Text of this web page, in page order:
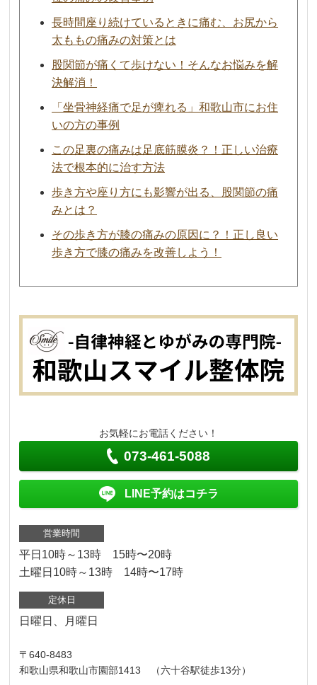
長時間座り続けているときに痛む、お尻から
太ももの痛みの対策とは
股関節が痛くて歩けない！そんなお悩みを解
決解消！
「坐骨神経痛で足が痺れる」和歌山市にお住
いの方の事例
この足裏の痛みは足底筋膜炎？！正しい治療
法で根本的に治す方法
歩き方や座り方にも影響が出る、股関節の痛
みとは？
その歩き方が膝の痛みの原因に？！正し良い
歩き方で膝の痛みを改善しよう！
お気軽にお電話ください！
073-461-5088
LINE予約はコチラ
営業時間
平日10時～13時 15時〜20時
土曜日10時～13時 14時〜17時
定休日
日曜日、月曜日
〒640-8483
和歌山県和歌山市園部1413 （六十谷駅徒歩13分）